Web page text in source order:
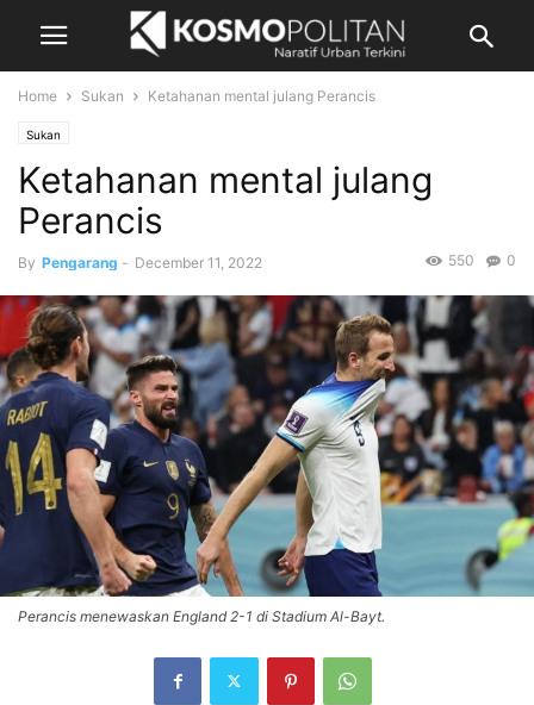
Home Sukan Ketahanan mental julang Perancis
Sukan
Ketahanan mental julang
Perancis
By Pengarang - December 11, 2022 0
550
Perancis menewaskan England 2-1 di Stadium Al-Bayt.